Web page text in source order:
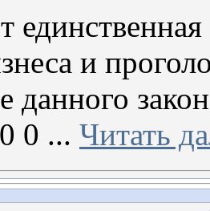
и
данного
0 ... Читать